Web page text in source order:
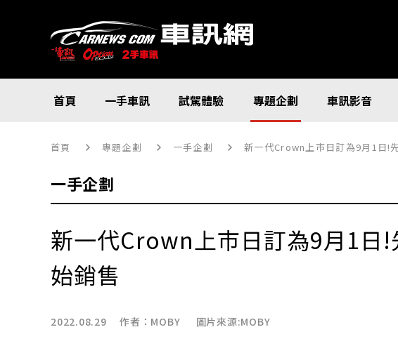
首頁 一手車訊 試駕體驗 專題企劃 車訊影音
首頁 專題企劃 一手企劃 新一代Crown上市日訂為9月1日!
一手企劃
新一代Crown上市日訂為9月1日
始銷售
2022.08.29 作者： MOBY 圖片來源:MOBY